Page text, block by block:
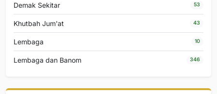
Demak Sekitar 53
Khutbah Jum'at 43
Lembaga 10
Lembaga dan Banom 346